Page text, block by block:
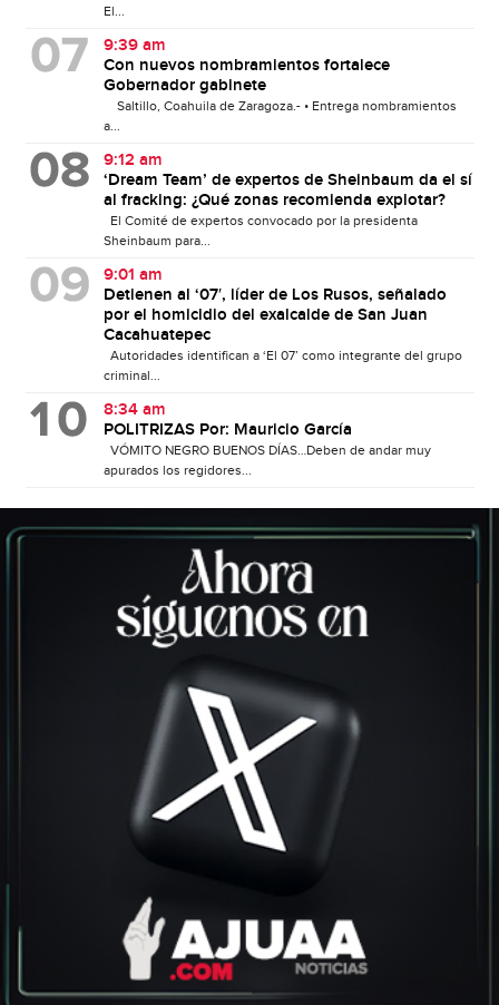
El...
9:39 am
Con nuevos nombramientos fortalece
Gobernador gabinete
Saltillo, Coahuila de Zaragoza.- • Entrega nombramientos
a...
9:12 am
‘Dream Team’ de expertos de Sheinbaum da el sí
al fracking: ¿Qué zonas recomienda explotar?
El Comité de expertos convocado por la presidenta
Sheinbaum para...
9:01 am
Detienen al ‘07′, líder de Los Rusos, señalado
por el homicidio del exalcalde de San Juan
Cacahuatepec
Autoridades identifican a ‘El 07’ como integrante del grupo
criminal...
8:34 am
POLITRIZAS Por: Mauricio García
VÓMITO NEGRO BUENOS DÍAS…Deben de andar muy
apurados los regidores...